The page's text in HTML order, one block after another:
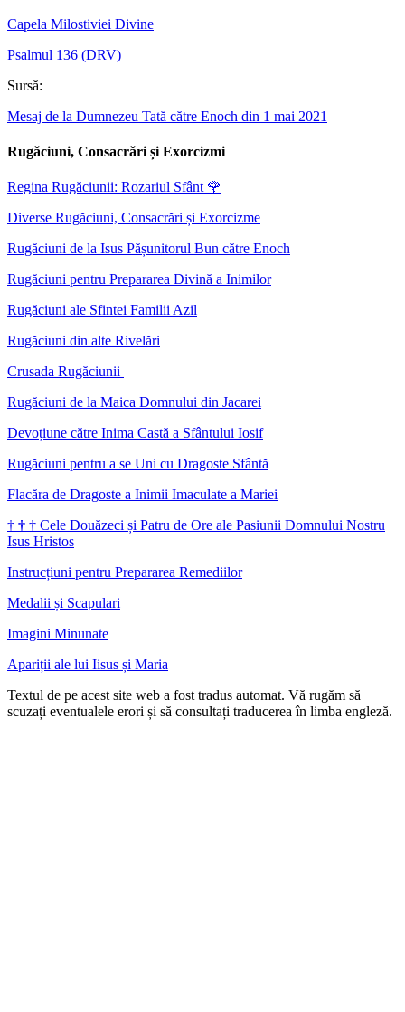
Capela Milostiviei Divine
Psalmul 136 (DRV)
Sursă:
Mesaj de la Dumnezeu Tată către Enoch din 1 mai 2021
Rugăciuni, Consacrări și Exorcizmi
Regina Rugăciunii: Rozariul Sfânt 🌹
Diverse Rugăciuni, Consacrări și Exorcizme
Rugăciuni de la Isus Pășunitorul Bun către Enoch
Rugăciuni pentru Prepararea Divină a Inimilor
Rugăciuni ale Sfintei Familii Azil
Rugăciuni din alte Rivelări
Crusada Rugăciunii
Rugăciuni de la Maica Domnului din Jacarei
Devoțiune către Inima Castă a Sfântului Iosif
Rugăciuni pentru a se Uni cu Dragoste Sfântă
Flacăra de Dragoste a Inimii Imaculate a Mariei
† † † Cele Douăzeci și Patru de Ore ale Pasiunii Domnului Nostru
Isus Hristos
Instrucțiuni pentru Prepararea Remediilor
Medalii și Scapulari
Imagini Minunate
Apariții ale lui Iisus și Maria
Textul de pe acest site web a fost tradus automat. Vă rugăm să
scuzați eventualele erori și să consultați traducerea în limba engleză.